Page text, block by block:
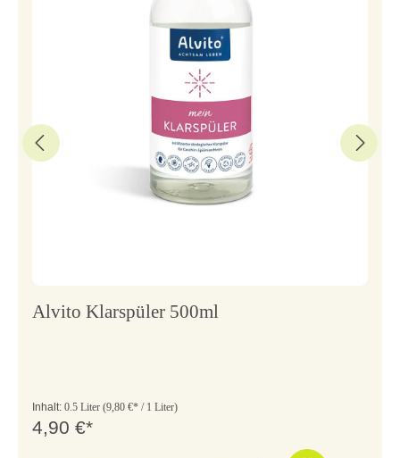
Alvito Klarspüler 500ml
Inhalt: 0.5 Liter (9,80 €* / 1 Liter)
4,90 €*